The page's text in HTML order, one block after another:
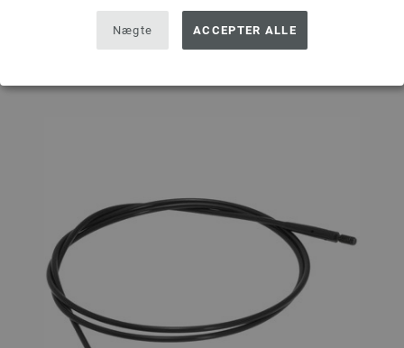
Nægte ACCEPTER ALLE
Sæt på ønskeseddel